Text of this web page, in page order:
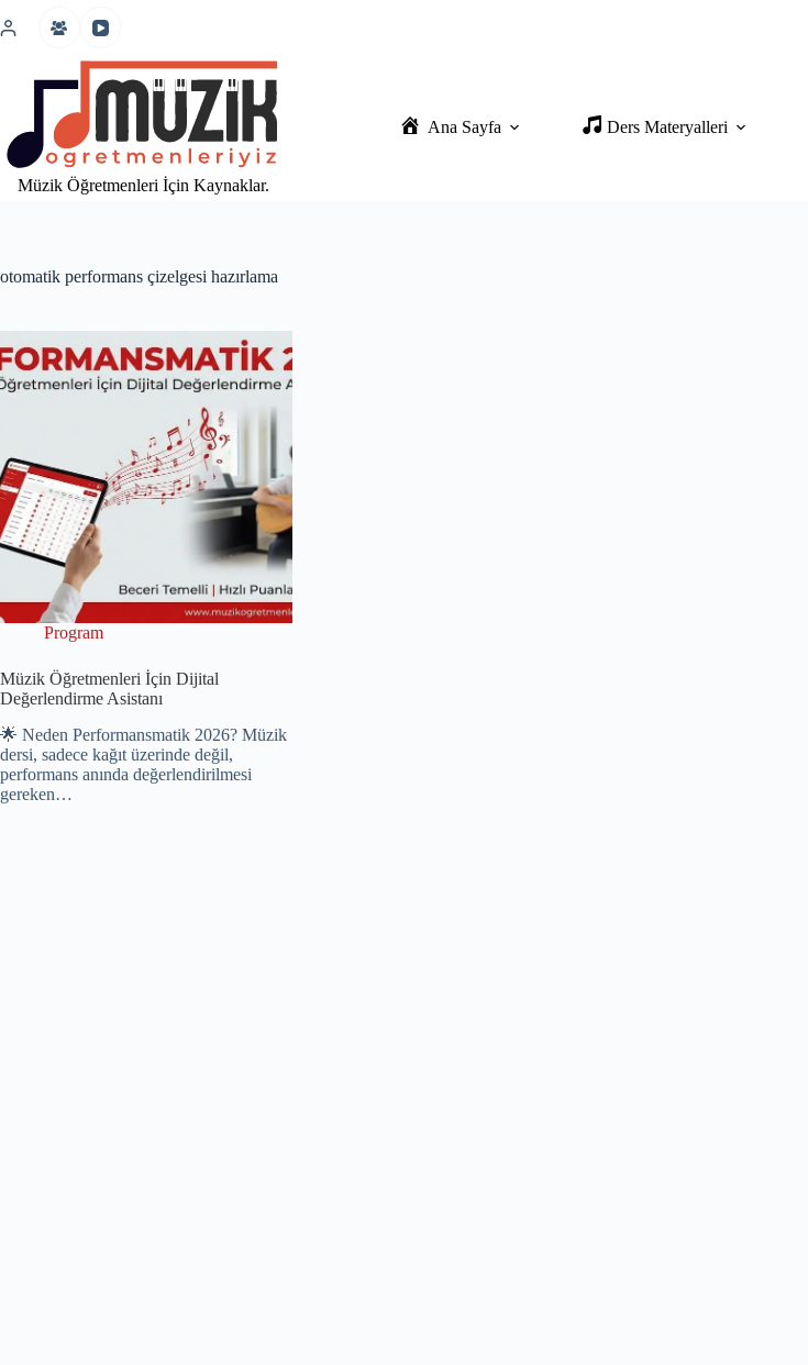
atla
Müzik Öğretmenleri İçin Kaynaklar.
Ana Sayfa Ders Materyalleri
otomatik performans çizelgesi hazırlama
Program
Müzik Öğretmenleri İçin Dijital
Değerlendirme Asistanı
🌟 Neden Performansmatik 2026? Müzik
dersi, sadece kağıt üzerinde değil,
performans anında değerlendirilmesi
gereken…